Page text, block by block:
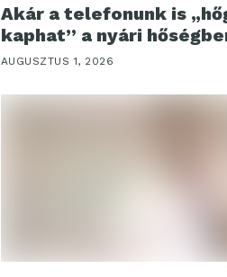
Akár a telefonunk is
kaphat” a nyári
AUGUSZTUS 1, 2026